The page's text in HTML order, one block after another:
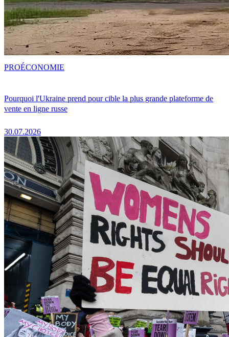
Pourquoi l'Ukraine prend pour cible la plus grande plateforme de
vente en ligne russe
30.07.2026
PROÉCONOMIE